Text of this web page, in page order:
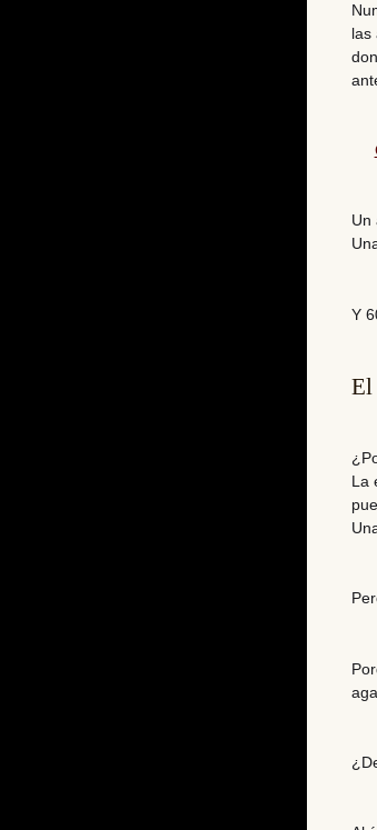
Un
Y
El
La